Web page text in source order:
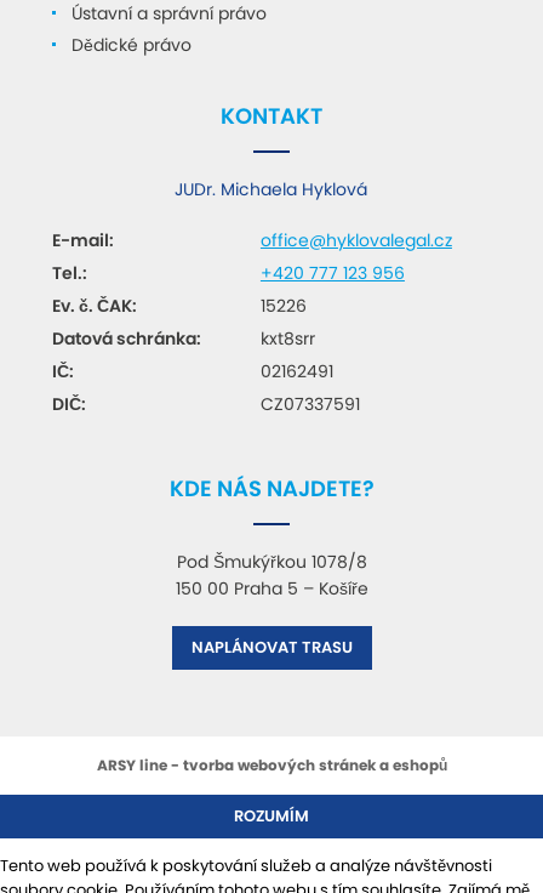
Ústavní a správní právo
Dědické právo
KONTAKT
JUDr. Michaela Hyklová
E-mail:
office@hyklovalegal.cz
Tel.:
+420 777 123 956
Ev. č. ČAK:
15226
Datová schránka:
kxt8srr
IČ:
02162491
DIČ:
CZ07337591
KDE NÁS NAJDETE?
Pod Šmukýřkou 1078/8
150 00 Praha 5 – Košíře
NAPLÁNOVAT TRASU
ARSY line - tvorba webových stránek a eshopů
ROZUMÍM
Tento web používá k poskytování služeb a analýze návštěvnosti